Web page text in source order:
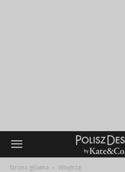
Strona główna Wnętrza